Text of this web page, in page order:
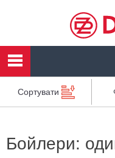
Сортувати
Бойлери: